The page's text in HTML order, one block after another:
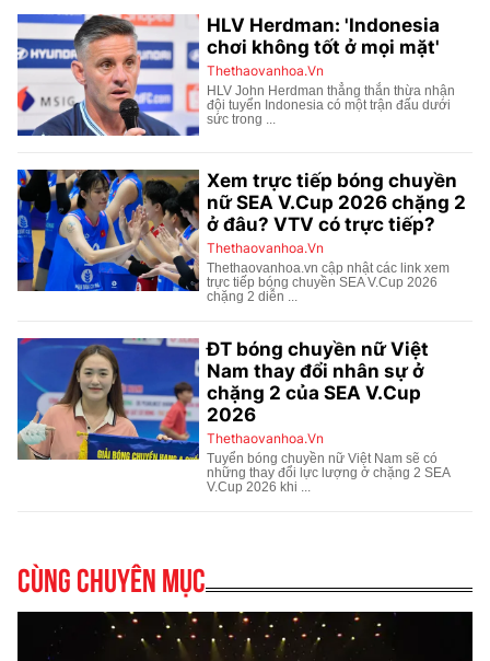
Cùng chuyên mục